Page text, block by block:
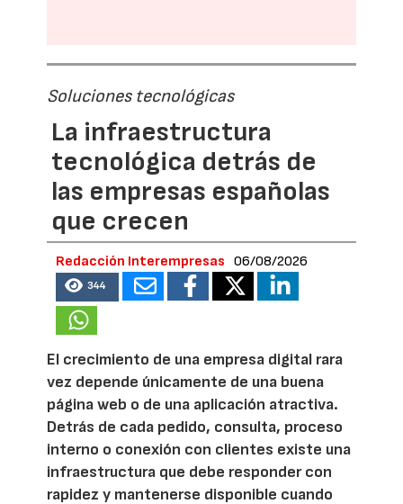
Soluciones tecnológicas
La infraestructura
tecnológica detrás de
las empresas españolas
que crecen
Redacción Interempresas 06/08/2026
344
El crecimiento de una empresa digital rara
vez depende únicamente de una buena
página web o de una aplicación atractiva.
Detrás de cada pedido, consulta, proceso
interno o conexión con clientes existe una
infraestructura que debe responder con
rapidez y mantenerse disponible cuando